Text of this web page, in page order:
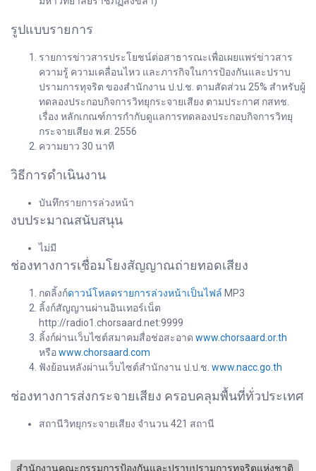
รูปแบบรายการ
รายการข่าวสารประโยชน์ต่อสาธารณะเพื่อเผยแพร่ข่าวสาร
ความรู้ ความเคลื่อนไหว และภารกิจในการป้องกันและปราบ
ปรามการทุจริต ของสำนักงาน ป.ป.ช. ตามสัดส่วน 25% สำหรับผู้
ทดลองประกอบกิจการวิทยุกระจายเสียง ตามประกาศ กสทช.
เรื่อง หลักเกณฑ์การกำกับดูแลการทดลองประกอบกิจการวิทยุ
กระจายเสียง พ.ศ. 2556
ความยาว 30 นาที
วิธีการดำเนินงาน
บันทึกรายการล่วงหน้า
งบประมาณสนับสนุน
ไม่มี
ช่องทางการเชื่อมโยงสัญญาณถ่ายทอดเสียง
กดลิ้งก์ดาวน์โหลดรายการล่วงหน้าเป็นไฟล์ MP3
ลิ้งก์สัญญานผ่านอินเทอร์เน็ต
http://radio1.chorsaard.net:9999
ลิ้งก์ผ่านเว็บไซต์สมาคมสื่อช่อสะอาด www.chorsaard.or.th
หรือwww.chorsaard.com
ฟังย้อนหลังผ่านเว็บไซต์สำนักงาน ป.ป.ช. www.nacc.go.th
ช่องทางการส่งกระจายเสียง ครอบคลุมพื้นที่ทั่วประเทศ
สถานีวิทยุกระจายเสียง จำนวน 421 สถานี
สำนักงานคณะกรรมการป้องกันและปราบปรามการทุจริตแห่งชาติ